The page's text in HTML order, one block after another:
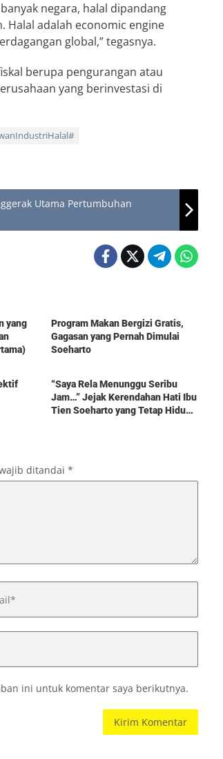
negara, halal dipandang
Halal adalah economic engine
global,” tegasnya.
berupa pengurangan atau
yang berinvestasi di
Utama Pertumbuhan
yang
Program Makan Bergizi Gratis,
Gagasan yang Pernah Dimulai
Soeharto
“Saya Rela Menunggu Seribu
Jam…” Jejak Kerendahan Hati Ibu
Tien Soeharto yang Tetap Hidup
ditandai *
ini untuk komentar saya berikutnya.